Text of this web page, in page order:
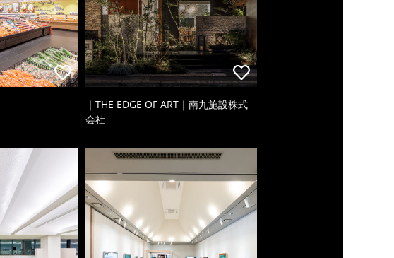
｜THE EDGE OF ART｜南九施設株式
会社